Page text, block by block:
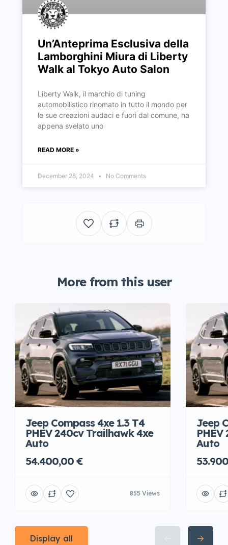
Un’Anteprima Esclusiva della
Lamborghini Miura di Liberty
Walk al Tokyo Auto Salon
Liberty Walk, il marchio di tuning
automobilistico rinomato in tutto il mondo per
le sue creazioni audaci e fuori dal comune, ha
appena svelato uno
READ MORE »
December 28, 2024 No Comments
More from this user
Jeep Compass 4xe 1.3 T4
PHEV 240cv Trailhawk 4xe
Auto
54.400,00 €
855 Views
Jeep
Auto
Display all